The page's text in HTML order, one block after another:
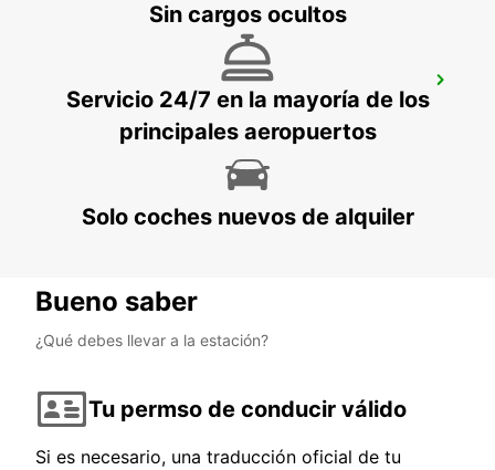
EL HIERRO AEROPUERTO
VILLA DE VALVERDE - SPAIN
Sin cargos ocultos
Servicio 24/7 en la mayoría de los
principales aeropuertos
Solo coches nuevos de alquiler
Bueno saber
¿Qué debes llevar a la estación?
Tu permso de conducir válido
Si es necesario, una traducción oficial de tu